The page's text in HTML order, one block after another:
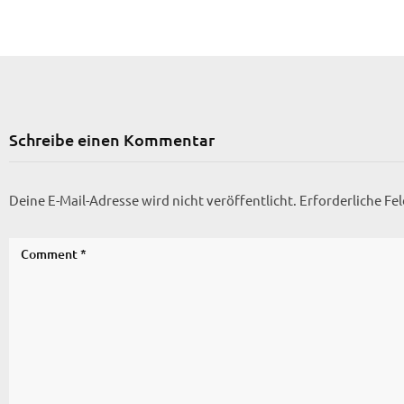
Schreibe einen Kommentar
Deine E-Mail-Adresse wird nicht veröffentlicht. Erforderliche